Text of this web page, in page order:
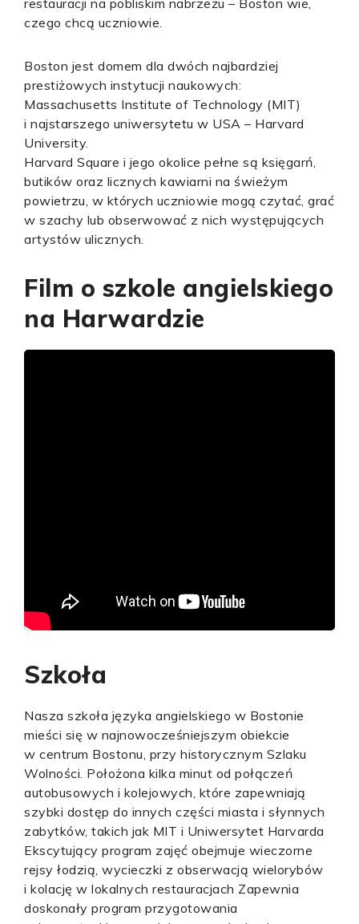
restauracji na pobliskim nabrzeżu – Boston wie,
czego chcą uczniowie.
Boston jest domem dla dwóch najbardziej
prestiżowych instytucji naukowych:
Massachusetts Institute of Technology (MIT)
i najstarszego uniwersytetu w USA – Harvard
University.
Harvard Square i jego okolice pełne są księgarń,
butików oraz licznych kawiarni na świeżym
powietrzu, w których uczniowie mogą czytać, grać
w szachy lub obserwować z nich występujących
artystów ulicznych.
Film o szkole angielskiego
na Harwardzie
Szkoła
Nasza szkoła języka angielskiego w Bostonie
mieści się w najnowocześniejszym obiekcie
w centrum Bostonu, przy historycznym Szlaku
Wolności. Położona kilka minut od połączeń
autobusowych i kolejowych, które zapewniają
szybki dostęp do innych części miasta i słynnych
zabytków, takich jak MIT i Uniwersytet Harvarda
Ekscytujący program zajęć obejmuje wieczorne
rejsy łodzią, wycieczki z obserwacją wielorybów
i kolację w lokalnych restauracjach Zapewnia
doskonały program przygotowania